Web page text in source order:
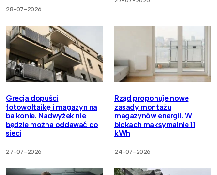
28-07-2026
Grecja dopuści
fotowoltaikę i magazyn na
balkonie. Nadwyżek nie
będzie można oddawać do
sieci
27-07-2026
Rząd proponuje nowe
zasady montażu
magazynów energii. W
blokach maksymalnie 11
kWh
24-07-2026